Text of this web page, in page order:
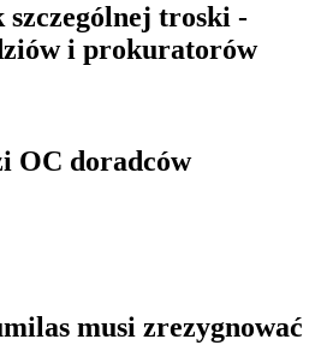
szczególnej troski -
i prokuratorów
OC doradców
musi zrezygnować